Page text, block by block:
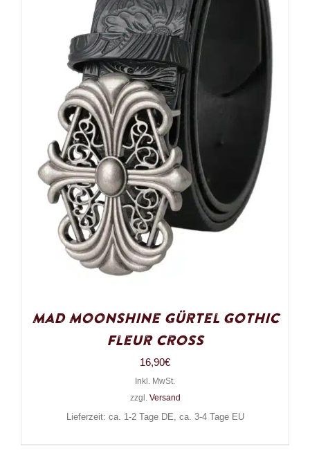
Mad Moonshine Gürtel Gothic
Fleur Cross
16,90€
Inkl. MwSt.
zzgl. Versand
Lieferzeit: ca. 1-2 Tage DE, ca. 3-4 Tage EU